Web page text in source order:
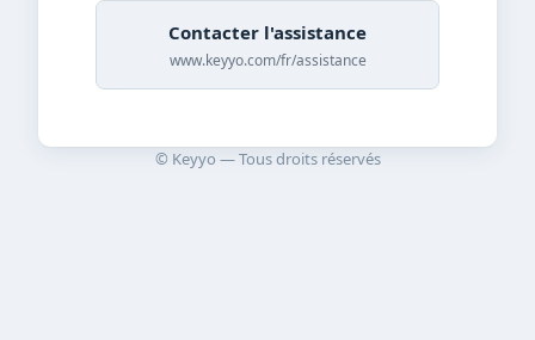
Contacter l'assistance
www.keyyo.com/fr/assistance
© Keyyo — Tous droits réservés